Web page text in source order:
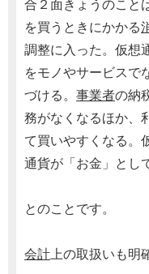
合２面きょうのこと
を買うときにかかる
調整に入った。仮想
をモノやサービスで
づける。 事業者の納
務がなくなるほか、
て買いやすくなる。
通貨が「お金」とし
とのことです。
会計上の取扱いも明